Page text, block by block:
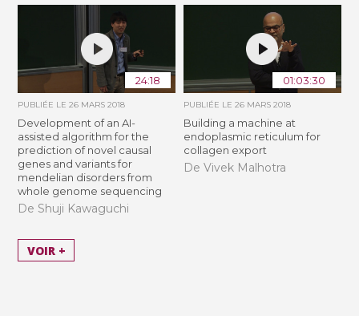
24:18
PUBLIÉE LE26 MARS 2018
Development of an AI-
assisted algorithm for the
prediction of novel causal
genes and variants for
mendelian disorders from
whole genome sequencing
De Shuji Kawaguchi
01:03:30
PUBLIÉE LE 26 MARS 2018
Building a machine at
endoplasmic reticulum for
collagen export
De Vivek Malhotra
VOIR +